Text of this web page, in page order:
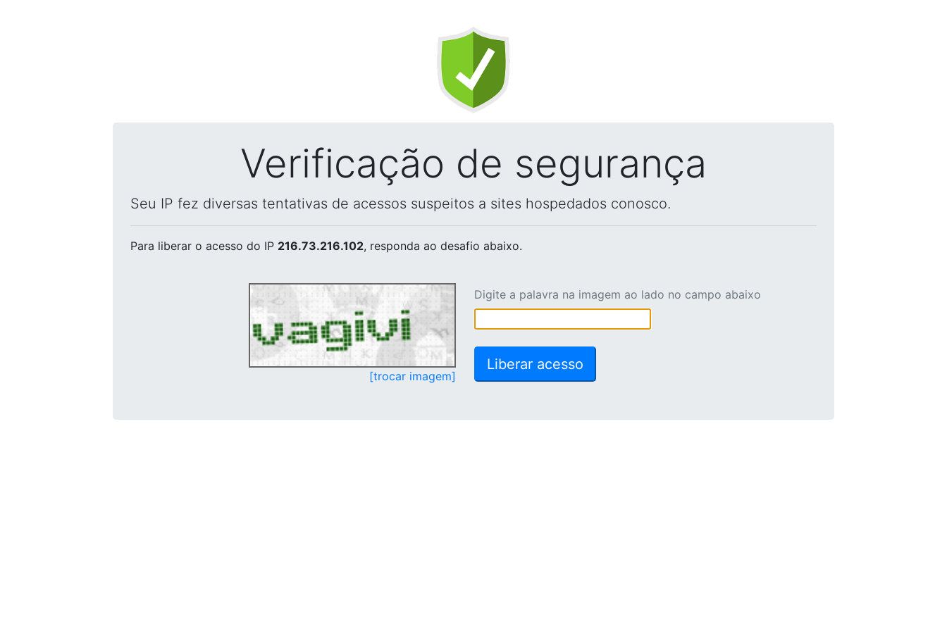
Verificação de segurança
Seu IP fez diversas tentativas de acessos suspeitos a sites hospedados conosco.
Para liberar o acesso do IP 216.73.216.102, responda ao desafio abaixo.
[trocar imagem]
Digite a palavra na imagem ao lado no campo abaixo